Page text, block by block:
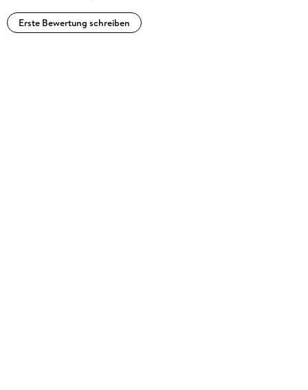
Erste Bewertung schreiben